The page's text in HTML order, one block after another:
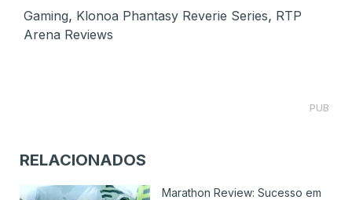
Gaming, Klonoa Phantasy Reverie Series, RTP
Arena Reviews
PUB
RELACIONADOS
Marathon Review: Sucesso em